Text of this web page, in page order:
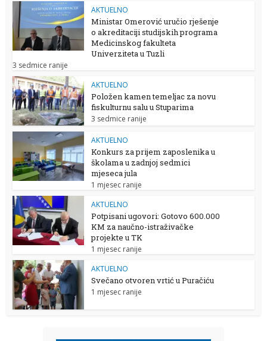
AKTUELNO
Ministar Omerović uručio rješenje
o akreditaciji studijskih programa
Medicinskog fakulteta
Univerziteta u Tuzli
3 sedmice ranije
AKTUELNO
Položen kamen temeljac za novu
fiskulturnu salu u Stuparima
3 sedmice ranije
AKTUELNO
Konkurs za prijem zaposlenika u
školama u zadnjoj sedmici
mjeseca jula
1 mjesec ranije
AKTUELNO
Potpisani ugovori: Gotovo 600.000
KM za naučno-istraživačke
projekte u TK
1 mjesec ranije
AKTUELNO
Svečano otvoren vrtić u Puračiću
1 mjesec ranije